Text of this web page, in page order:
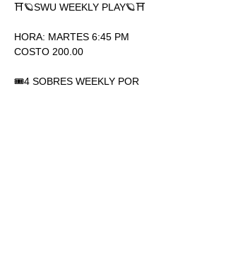
⛩🪐SWU WEEKLY PLAY🪐⛩
HORA: MARTES 6:45 PM
COSTO 200.00
🎟4 SOBRES WEEKLY POR